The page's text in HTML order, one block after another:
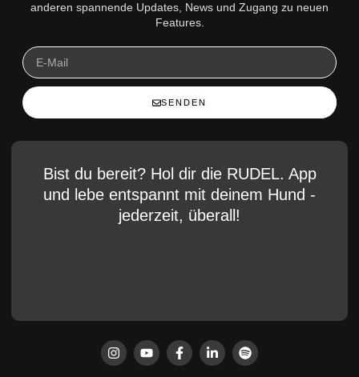
anderen spannende Updates, News und Zugang zu neuen
Features.
SENDEN
Bist du bereit? Hol dir die RUDEL. App
und lebe entspannt mit deinem Hund -
jederzeit, überall!